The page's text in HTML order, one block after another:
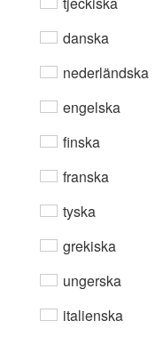
danska
nederländska
engelska
finska
franska
tyska
grekiska
ungerska
italienska